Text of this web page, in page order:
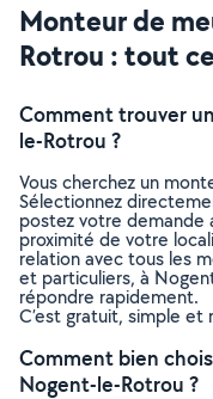
Monteur de
Rotrou : tout
Comment trouver
le-Rotrou ?
Vous cherchez un
Sélectionnez
postez votre demande
proximité de votre
relation avec tous les
et particuliers, à
répondre rapidement.
C’est gratuit, simple
Comment bien
Nogent-le-Rotrou ?